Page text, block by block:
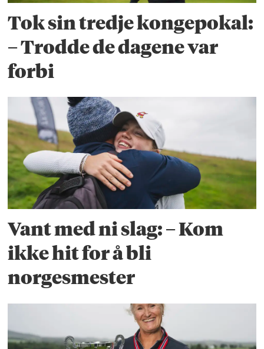
Tok sin tredje kongepokal:
– Trodde de dagene var
forbi
Vant med ni slag: – Kom
ikke hit for å bli
norgesmester